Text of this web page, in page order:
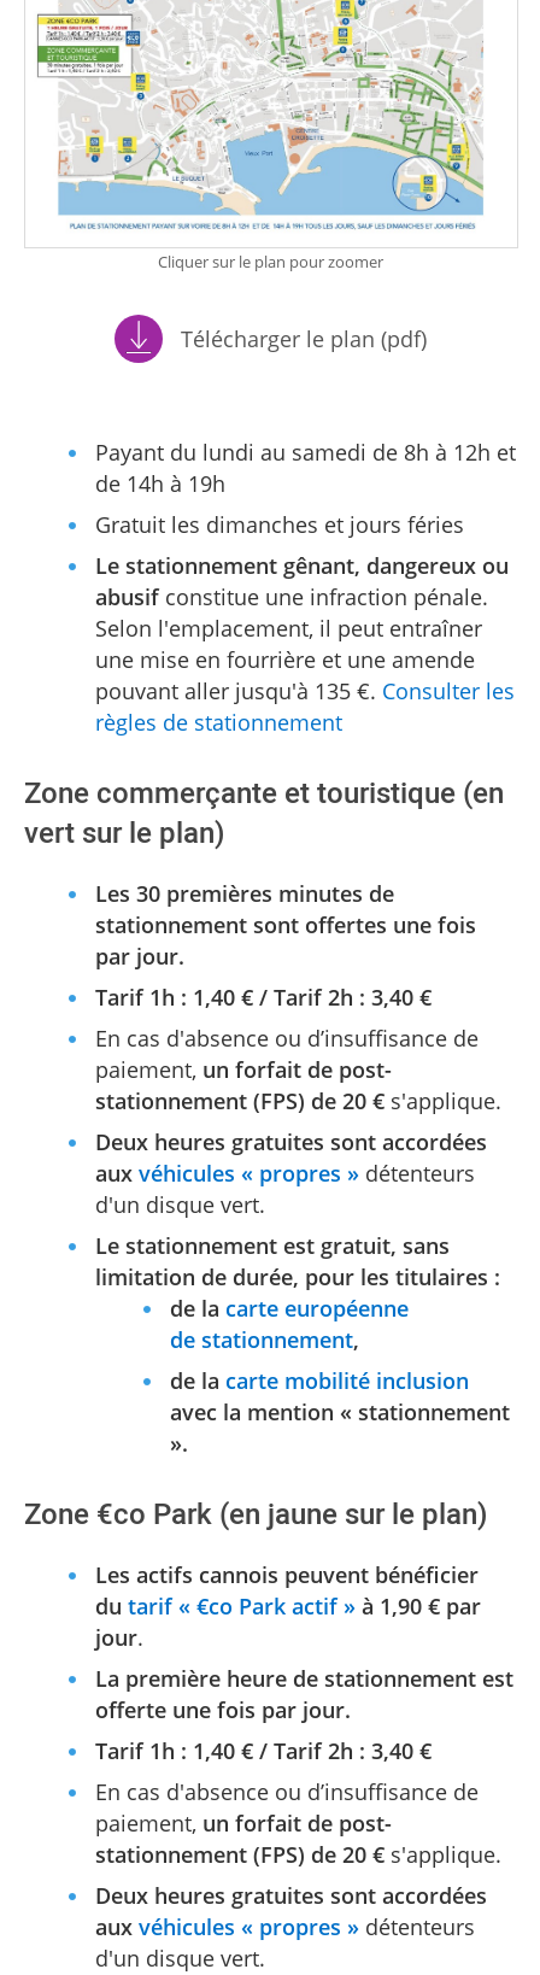
Cliquer sur le plan pour zoomer
Télécharger le plan (pdf)
Payant du lundi au samedi de 8h à 12h et
de 14h à 19h
Gratuit les dimanches et jours féries
Le stationnement gênant, dangereux ou
abusifconstitue une infraction pénale.
Selon l'emplacement, il peut entraîner
une mise en fourrière et une amende
pouvant aller jusqu'à 135 €. Consulter les
règles de stationnement
Zone commerçante et touristique (en
vert sur le plan)
Les 30 premières minutes de
stationnement sont offertes une fois
par jour.
Tarif 1h : 1,40 € / Tarif 2h : 3,40 €
En cas d'absence ou d’insuffisance de
paiement, un forfait de post-
stationnement (FPS) de 20 €s'applique.
Deux heures gratuites sont accordées
aux véhicules « propres » détenteurs
d'un disque vert.
Le stationnement est gratuit, sans
limitation de durée, pour les titulaires :
de la carte européenne
de stationnement,
de la carte mobilité inclusion
avec la mention « stationnement
».
Zone €co Park (en jaune sur le plan)
Les actifs cannois peuvent bénéficier
du tarif « €co Park actif » à 1,90 € par
jour.
La première heure de stationnement est
offerte une fois par jour.
Tarif 1h : 1,40 € / Tarif 2h : 3,40 €
En cas d'absence ou d’insuffisance de
paiement, un forfait de post-
stationnement (FPS) de 20 €s'applique.
Deux heures gratuites sont accordées
aux véhicules « propres » détenteurs
d'un disque vert.